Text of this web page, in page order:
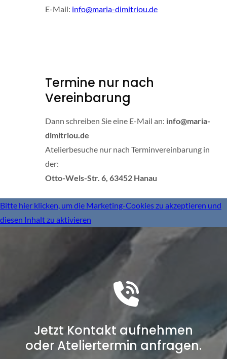
E-Mail: info@maria-dimitriou.de
Termine nur nach
Vereinbarung
Dann schreiben Sie eine E-Mail an: info@maria-
dimitriou.de
Atelierbesuche nur nach Terminvereinbarung in
der:
Otto-Wels-Str. 6, 63452 Hanau
Bitte hier klicken, um die Marketing-Cookies zu akzeptieren und
diesen Inhalt zu aktivieren
Jetzt Kontakt aufnehmen
oder Ateliertermin anfragen.